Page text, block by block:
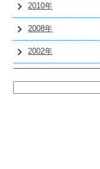
2010年
2008年
2002年